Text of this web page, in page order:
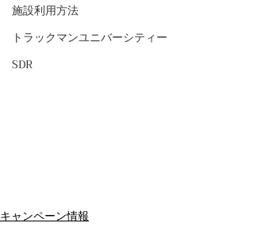
施設利用方法
トラックマンユニバーシティー
SDR
キャンペーン情報